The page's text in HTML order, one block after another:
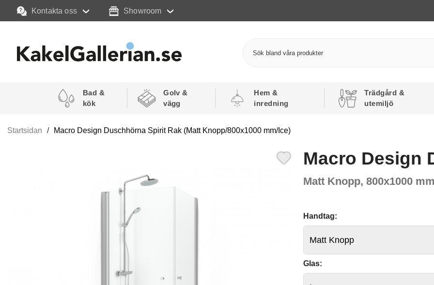
Kontakta oss Showroom
Bad &
kök
Golv &
vägg
Hem &
inredning
Trädgård &
utemiljö
Startsidan Macro Design Duschhörna Spirit Rak (Matt Knopp/800x1000 mm/Ice)
Macro Design
Matt Knopp, 800x1000
Handtag:
Glas: